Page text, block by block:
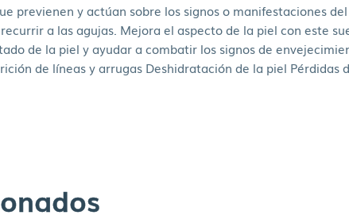
previenen y actúan sobre los signos o manifestaciones
a las agujas. Mejora el aspecto de la piel con este
de la piel y ayudar a combatir los signos de
de líneas y arrugas Deshidratación de la piel Pérdidas